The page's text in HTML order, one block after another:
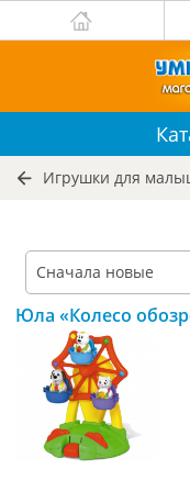
Игрушки для
Юла «Колесо